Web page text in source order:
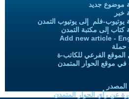
موضوع جديد
خبر
يوتيوب-فلم إلى يوتيوب التمدن
كتاب إلى مكتبة التمدن
Add new article -
الموقع الفرعي للكاتب-ة
في موقع الحوار المتمدن
عن رأي الحوار المتمدن